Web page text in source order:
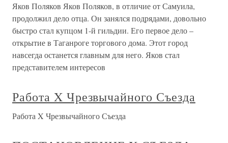
Яков Поляков Яков Поляков, в отличие от Самуила,
продолжил дело отца. Он занялся подрядами, довольно
быстро стал купцом 1-й гильдии. Его первое дело –
открытие в Таганроге торгового дома. Этот город
навсегда останется главным для него. Яков стал
представителем интересов
Работа X Чрезвычайного Съезда
Работа X Чрезвычайного Съезда